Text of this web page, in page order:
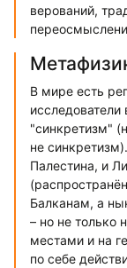
верований,
В мире есть
"синкретизм"
не
Палестина, и
Балканам, а
– но не только
местами и на
по себе